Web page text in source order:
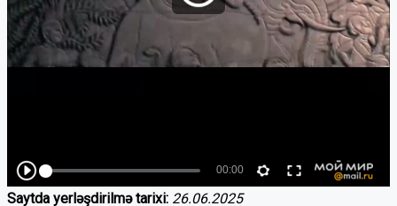
Saytda yerləşdirilmə tarixi: 26.06.2025